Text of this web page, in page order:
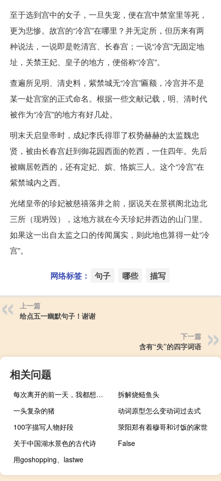
至于选到宫中的女子，一旦失宠，便在宫中禁室里等死，
更为悲惨。故宫的“冷宫”在哪里？并无定所，但历来有两
种说法，一说即是乾清宫、长春宫；一说“冷宫”无固定地
址，关禁王妃、皇子的地方，便俗称“冷宫”。
查遍所见明、清史料，紫禁城无“冷宫”匾额，冷宫并不是
某一处宫室的正式命名。根据一些文献记载，明、清时代
被作为“冷宫”的地方有好几处。
明末天启皇帝时，成妃李氏得罪了权势赫赫的太监魏忠
贤，被由长春宫赶到御花园西面的乾西，一住四年。先后
被幽居乾西的，还有定妃、嫔、恪嫔三人。这个“冷宫”在
紫禁城内之西。
光绪皇帝的珍妃被慈禧落井之前，据说关在景祺阁北边北
三所（现坍毁），这地方就在今天珍妃井西边的山门里。
如果这一出自太监之口的传闻属实，则此地也算得一处“冷
宫”。
网络标签： 句子 哪些 描写
上一篇
给点五一幽默句子！谢谢
下一篇
含有“失”的四字词语
相关问题
每次离开的前一天，我都想写点东西纪念一下
拆解烧鲢鱼头
一头复杂的猪
动词原型怎么变动词过去式
100字描写人物好段
荥阳郑有着穆哥和讨饭的家世
关于中国湖水景色的古代诗
False
用goshopping、lastwe